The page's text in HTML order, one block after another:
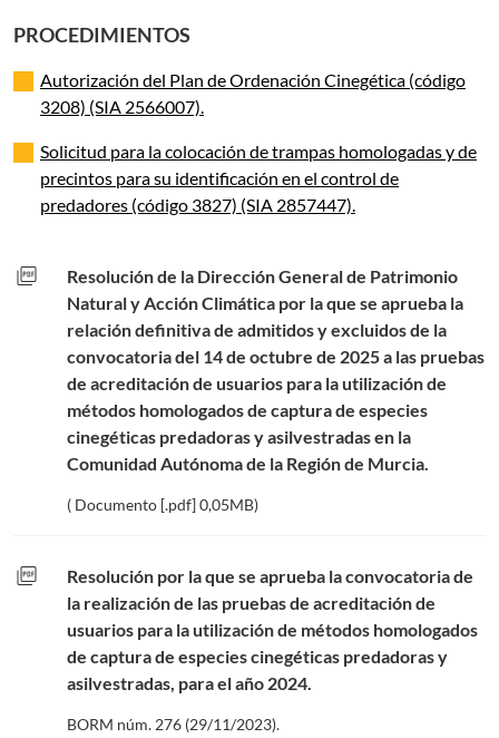
PROCEDIMIENTOS
Autorización del Plan de Ordenación Cinegética (código
3208) (SIA 2566007).
Solicitud para la colocación de trampas homologadas y de
precintos para su identificación en el control de
predadores (código 3827) (SIA 2857447).
picture_as_pdf
Resolución de la Dirección General de Patrimonio
Natural y Acción Climática por la que se aprueba la
relación definitiva de admitidos y excluidos de la
convocatoria del 14 de octubre de 2025 a las pruebas
de acreditación de usuarios para la utilización de
métodos homologados de captura de especies
cinegéticas predadoras y asilvestradas en la
Comunidad Autónoma de la Región de Murcia.
( Documento [.pdf] 0,05MB)
picture_as_pdf
Resolución por la que se aprueba la convocatoria de
la realización de las pruebas de acreditación de
usuarios para la utilización de métodos homologados
de captura de especies cinegéticas predadoras y
asilvestradas, para el año 2024.
BORM núm. 276 (29/11/2023).